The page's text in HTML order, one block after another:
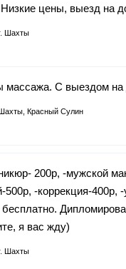
цены, выезд на
Шахты
массажа. С выездом
Красный Сулин
200р, -мужской
-коррекция-400р, -
я вас жду)
Шахты